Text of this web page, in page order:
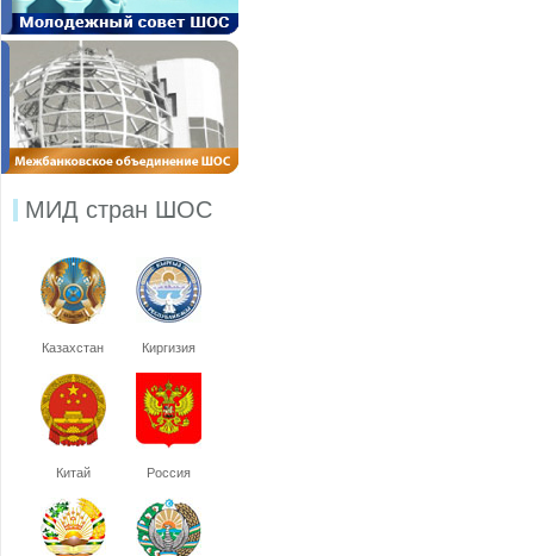
МИД стран ШОС
Казахстан Киргизия
Китай Россия